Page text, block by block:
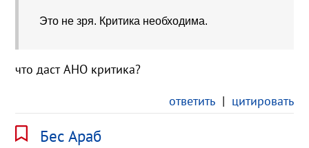
Это не зря. Критика необходима.
что даст АНО критика?
ответить| цитировать
Бес Араб